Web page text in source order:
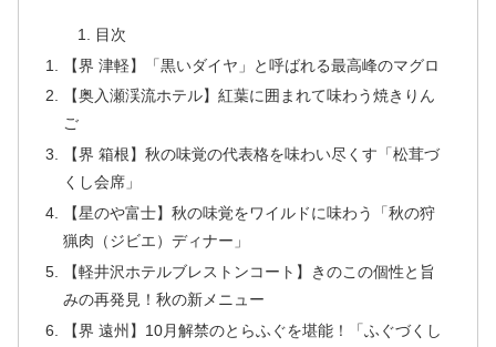
目次
【界 津軽】「黒いダイヤ」と呼ばれる最高峰のマグロ
【奥入瀬渓流ホテル】紅葉に囲まれて味わう焼きりん
ご
【界 箱根】秋の味覚の代表格を味わい尽くす「松茸づ
くし会席」
【星のや富士】秋の味覚をワイルドに味わう「秋の狩
猟肉（ジビエ）ディナー」
【軽井沢ホテルブレストンコート】きのこの個性と旨
みの再発見！秋の新メニュー
【界 遠州】10月解禁のとらふぐを堪能！「ふぐづくし